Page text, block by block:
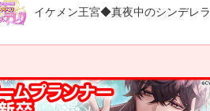
イケメン王宮◆真夜中のシンデレラ